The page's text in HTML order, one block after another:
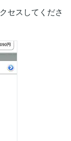
セスしてくださ